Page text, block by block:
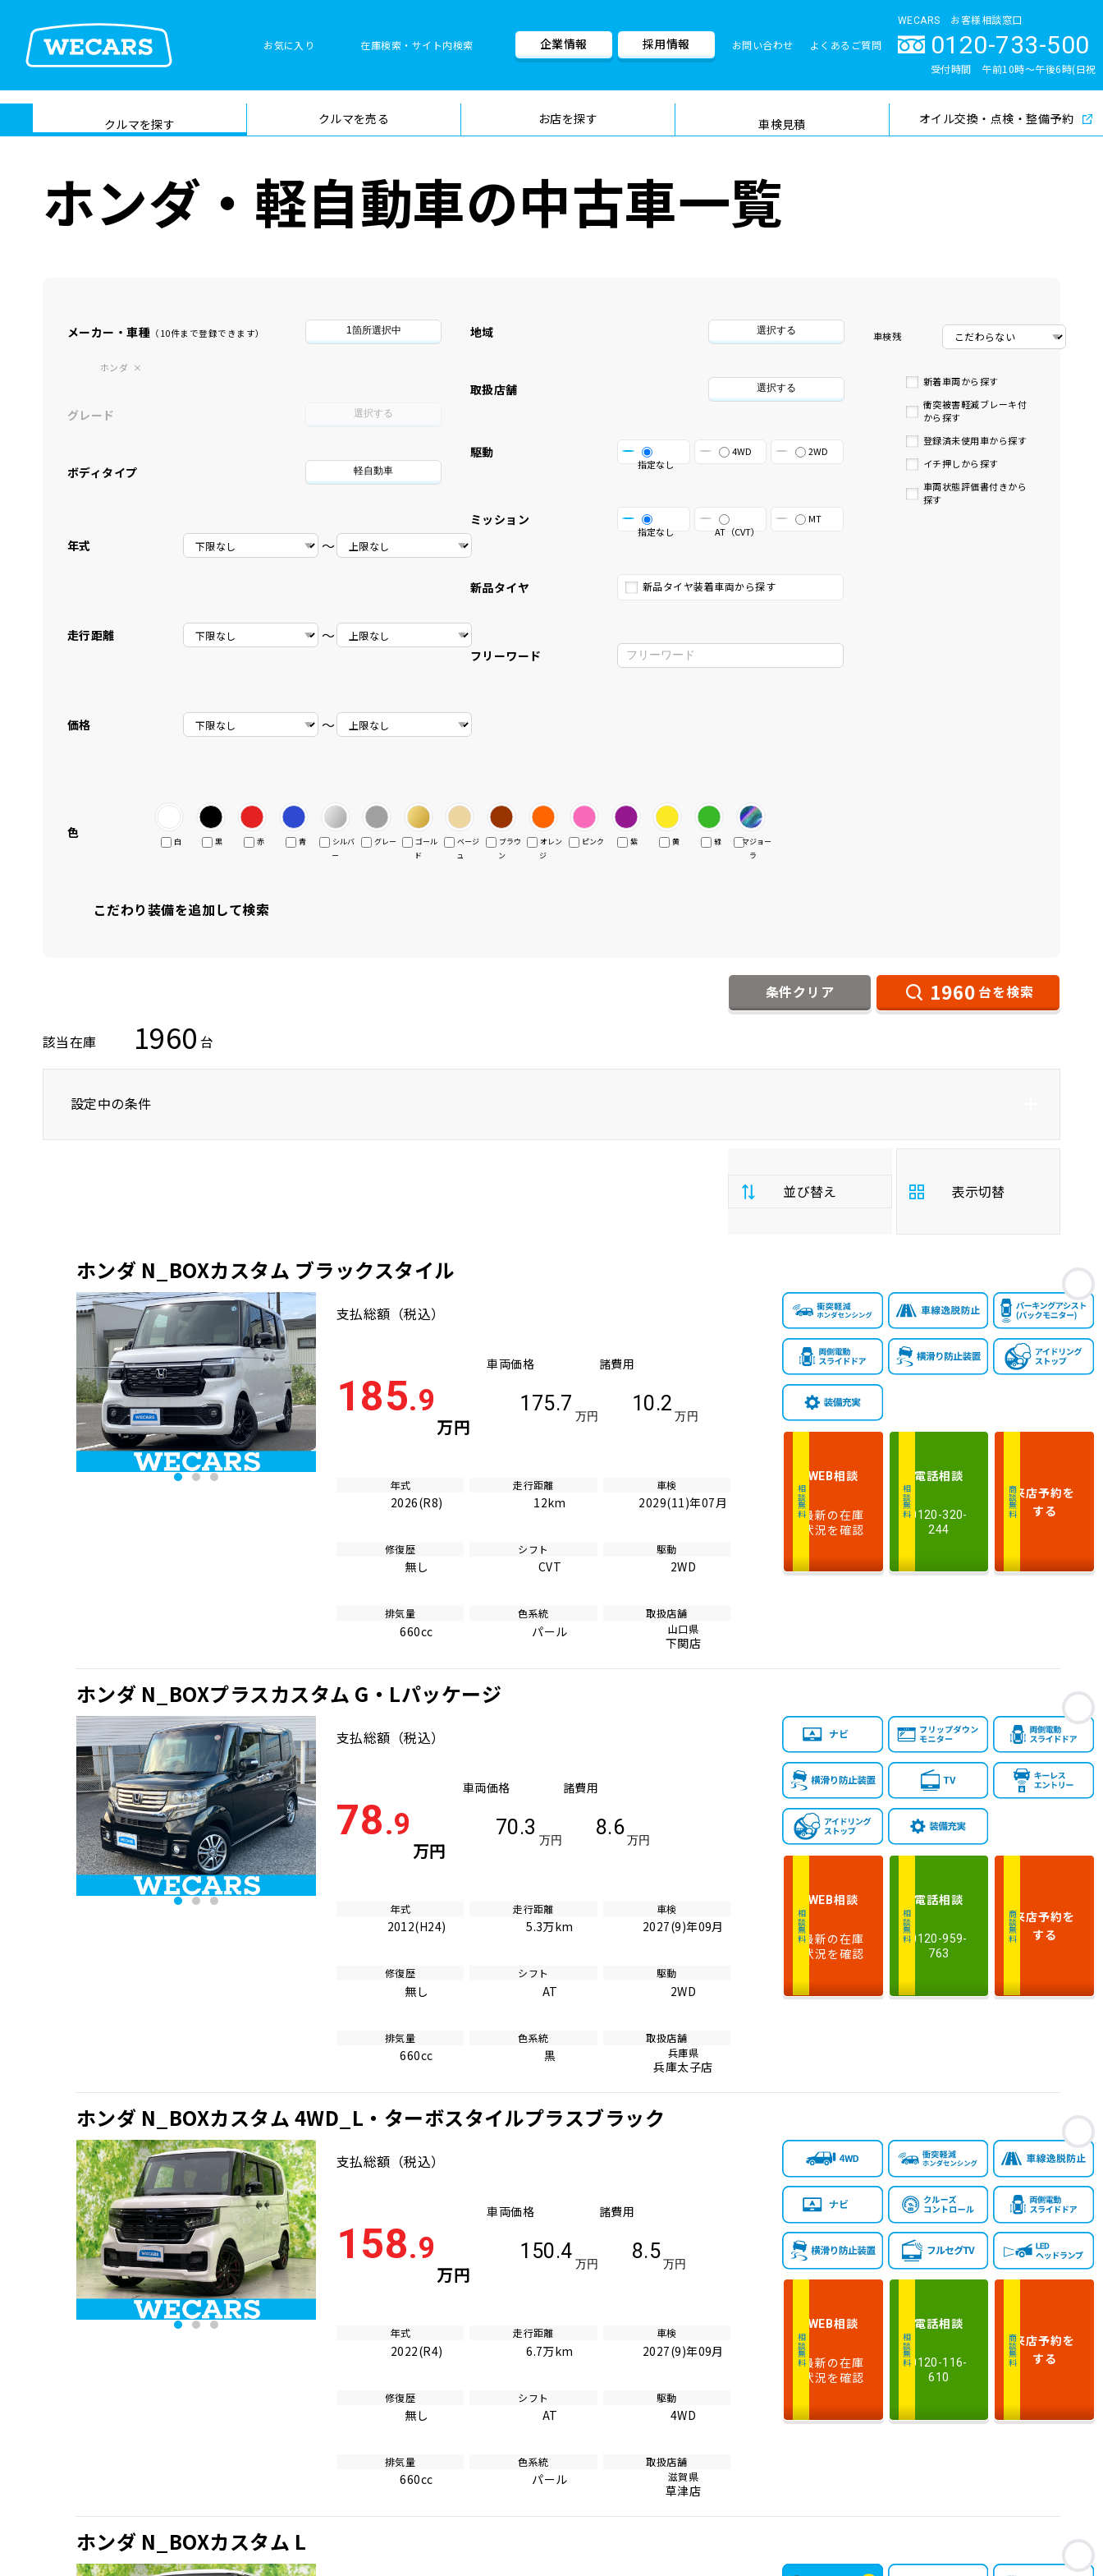
お気に入り 在庫検索・サイト内検索
在庫検索
サイト内検
索
検索
企業情報 採用情報 お問い合わせ よくあるご質問
WECARS お客様相談窓口
0120-733-500
受付時間 午前10時〜午後6時(日祝
クルマを探す クルマを売る お店を探す 車検見積
車検料金・メニュー 品質管理とサポート体制
オイル交換・点検・整備予約
ホンダ・軽自動車の中古車一覧
メーカー・車種 （10件まで登録できます） 1箇所選択中
ホンダ
グレード 選択する
ボディタイプ 軽自動車
年式 〜
走行距離 〜
価格 〜
地域 選択する
取扱店舗 選択する
駆動
指定なし
4WD 2WD
ミッション
指定なし AT（CVT）
MT
新品タイヤ 新品タイヤ装着車両から探す
フリーワード
車検残
新着車両から探す
衝突被害軽減ブレーキ付
から探す
登録済未使用車から探す
イチ押しから探す
車両状態評価書付きから
探す
色
白 黒 赤 青
シルバ
ー
グレー
ゴール
ド
ベージ
ュ
ブラウ
ン
オレン
ジ
ピンク 紫 黄 緑
マジョー
ラ
こだわり装備を追加して検索
条件クリア 1960 台を検索
該当在庫 1960 台
設定中の条件
並び替え
払
総
額
安い順 高い順
年
式
新しい順 古い順
走
行
少ない順 多い順
気
量
大きい順 小さい順
検
多い順 少ない順
表示切替
お
ホンダ N_BOXカスタム ブラックスタイル
支払総額 （税込）
185.9
万円
車両価格
175.7
万円
諸費用
10.2
万円
年式
2026(R8)
走行距離
12km
車検
2029(11)年07月
修復歴
無し
シフト
CVT
駆動
2WD
排気量
660cc
色系統
パール
取扱店舗
山口県
下関店
相談無料
WEB相談
最新の在庫
状況を確認
相談無料
電話相談
0120-320-
244
商談無料来店予約を
する
お
ホンダ N_BOXプラスカスタム G・Lパッケージ
支払総額 （税込）
78.9
万円
車両価格
70.3
万円
諸費用
8.6
万円
年式
2012(H24)
走行距離
5.3万km
車検
2027(9)年09月
修復歴
無し
シフト
AT
駆動
2WD
排気量
660cc
色系統
黒
取扱店舗
兵庫県
兵庫太子店
相談無料
WEB相談
最新の在庫
状況を確認
相談無料
電話相談
0120-959-
763
商談無料来店予約を
する
お
ホンダ N_BOXカスタム 4WD_L・ターボスタイルプラスブラック
支払総額 （税込）
158.9
万円
車両価格
150.4
万円
諸費用
8.5
万円
年式
2022(R4)
走行距離
6.7万km
車検
2027(9)年09月
修復歴
無し
シフト
AT
駆動
4WD
排気量
660cc
色系統
パール
取扱店舗
滋賀県
草津店
相談無料
WEB相談
最新の在庫
状況を確認
相談無料
電話相談
0120-116-
610
商談無料来店予約を
する
お
ホンダ N_BOXカスタム L